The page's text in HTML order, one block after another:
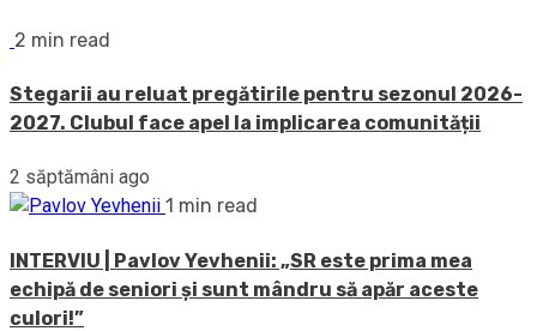
2 min read
Stegarii au reluat pregătirile pentru sezonul 2026-
2027. Clubul face apel la implicarea comunității
2 săptămâni ago
1 min read
INTERVIU | Pavlov Yevhenii: „SR este prima mea
echipă de seniori și sunt mândru să apăr aceste
culori!”